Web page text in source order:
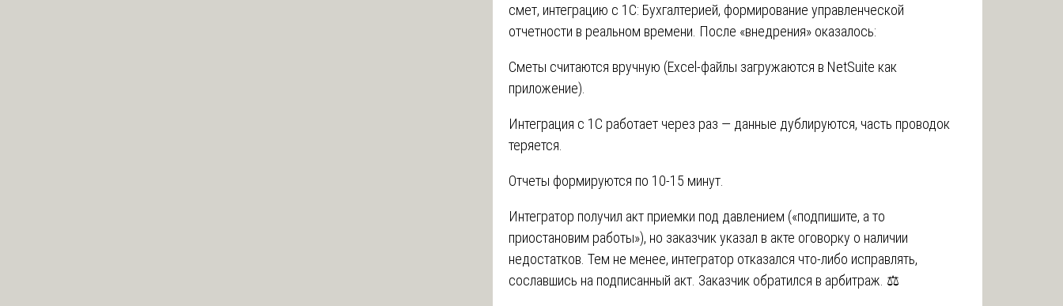
смет, интеграцию с 1С: Бухгалтерией, формирование управленческой
отчетности в реальном времени. После «внедрения» оказалось:
Сметы считаются вручную (Excel-файлы загружаются в NetSuite как
приложение).
Интеграция с 1С работает через раз — данные дублируются, часть проводок
теряется.
Отчеты формируются по 10-15 минут.
Интегратор получил акт приемки под давлением («подпишите, а то
приостановим работы»), но заказчик указал в акте оговорку о наличии
недостатков. Тем не менее, интегратор отказался что-либо исправлять,
сославшись на подписанный акт. Заказчик обратился в арбитраж. ⚖️